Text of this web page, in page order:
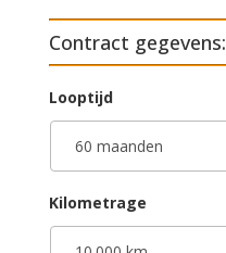
Contract gegevens:
Looptijd
Kilometrage